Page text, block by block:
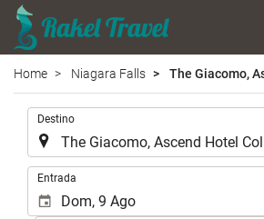
Home Niagara Falls The Giacomo,
Destino
Entrada